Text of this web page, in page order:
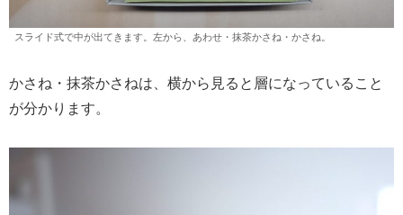
スライド式で中が出てきます。左から、あわせ・抹茶かさね・かさね。
かさね・抹茶かさねは、横から見ると層になっていること
が分かります。